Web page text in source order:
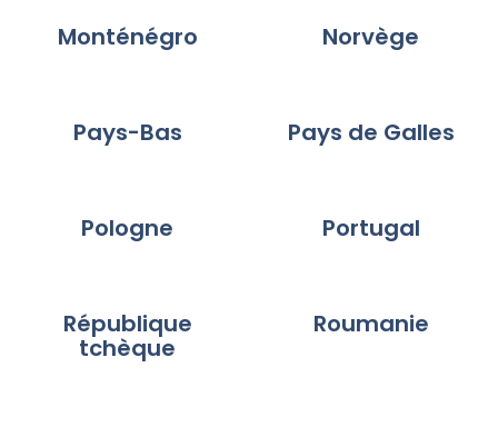
Monténégro Norvège
Pays-Bas Pays de Galles
Pologne Portugal
République
tchèque
Roumanie